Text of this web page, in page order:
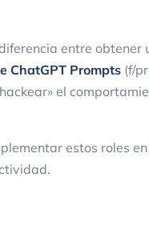
entre
ChatGPT Prompts (f/
el
estos roles